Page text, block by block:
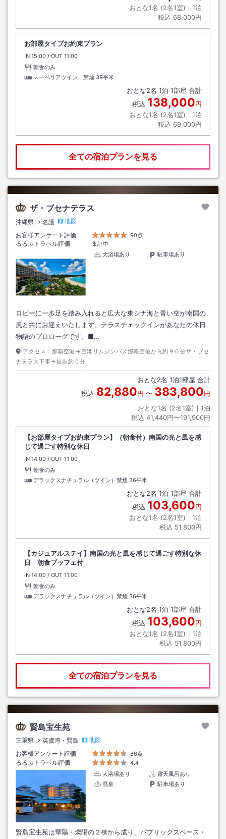
おとな1名 (2名1室)｜ 1泊
税込 68,000円
お部屋タイプお約束プラン
IN チェックイン
15:00 / OUT チェックアウト
11:00
朝食のみ
スーペリアツイン 禁煙 39平米
おとな2名 1泊 1部屋 合計
税込 138,000円
おとな1名 (2名1室)｜ 1泊
税込 69,000円
全ての宿泊プランを見る
ザ・ブセナテラス
沖縄県 名護
地図
お客様アンケート評価
90点
るるぶトラベル評価
集計中
大浴場あり
駐車場あり
ロビーに一歩足を踏み入れると広大な東シナ海と青い空が南国の
風と共にお迎えいたします。テラスチェックインがあなたの休日
物語のプロローグです。■…
アクセス： 那覇空港→空港リムジンバス那覇空港から約９０分ザ・ブセ
ナテラス下車→徒歩約０分
おとな2名 1泊1部屋 合計
税込 82,880円 〜 383,800円
おとな1名 (2名1室)｜ 1泊
税込 41,440円〜191,900円
【お部屋タイプお約束プラン】（朝食付）南国の光と風を感
じて過ごす特別な休日
IN チェックイン
14:00 / OUT チェックアウト
11:00
朝食のみ
デラックスナチュラル（ツイン）禁煙 36平米
おとな2名 1泊 1部屋 合計
税込 103,600円
おとな1名 (2名1室)｜ 1泊
税込 51,800円
【カジュアルステイ】南国の光と風を感じて過ごす特別な休
日 朝食ブッフェ付
IN チェックイン
14:00 / OUT チェックアウト
11:00
朝食のみ
デラックスナチュラル（ツイン）禁煙 36平米
おとな2名 1泊 1部屋 合計
税込 103,600円
おとな1名 (2名1室)｜ 1泊
税込 51,800円
全ての宿泊プランを見る
賢島宝生苑
三重県 英虞湾・賢島
地図
お客様アンケート評価
86点
るるぶトラベル評価
4.4
大浴場あり
露天風呂あり
温泉
駐車場あり
賢島宝生苑は華陽・燦陽の２棟から成り、パブリックスペース・